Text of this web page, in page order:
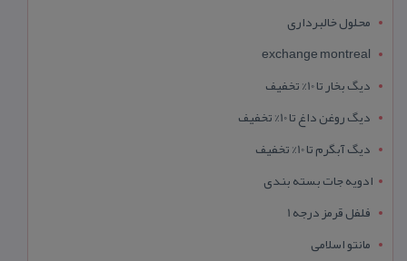
محلول خالبرداری
exchange montreal
دیگ بخار تا 10% تخفیف
دیگ روغن داغ تا 10% تخفیف
دیگ آبگرم تا 10% تخفیف
ادویه جات بسته بندی
فلفل قرمز درجه 1
مانتو اسلامی